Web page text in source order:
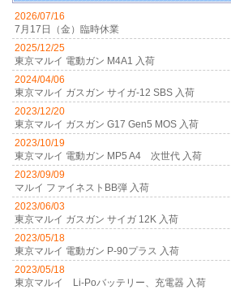
2026/07/16
7月17日（金）臨時休業
2025/12/25
東京マルイ 電動ガン M4A1 入荷
2024/04/06
東京マルイ ガスガン サイガ-12 SBS 入荷
2023/12/20
東京マルイ ガスガン G17 Gen5 MOS 入荷
2023/10/19
東京マルイ 電動ガン MP5 A4 次世代 入荷
2023/09/09
マルイ ファイネストBB弾 入荷
2023/06/03
東京マルイ ガスガン サイガ 12K 入荷
2023/05/18
東京マルイ 電動ガン P-90プラス 入荷
2023/05/18
東京マルイ Li-Poバッテリー、充電器 入荷